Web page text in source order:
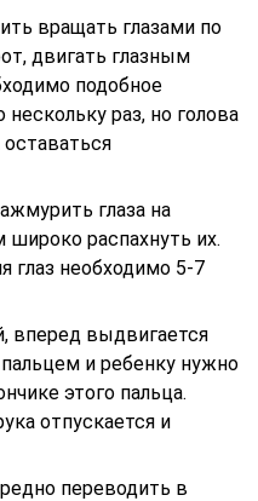
вращать глазами по
двигать глазным
подобное
раз, но голова
глаза на
широко распахнуть их.
глаз необходимо 5-7
вперед выдвигается
и ребенку нужно
этого пальца.
отпускается и
переводить в